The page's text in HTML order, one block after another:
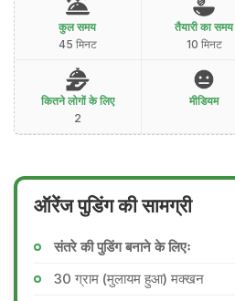
कुल समय
45 मिनट
तैयारी का समय
10 मिनट
कितने लोगों के लिए
2
मीडियम
ऑरेंज पुडिंग की सामग्री
संतरे की पुडिंग बनाने के लिएः
30 ग्राम (मुलायम हुआ) मक्खन